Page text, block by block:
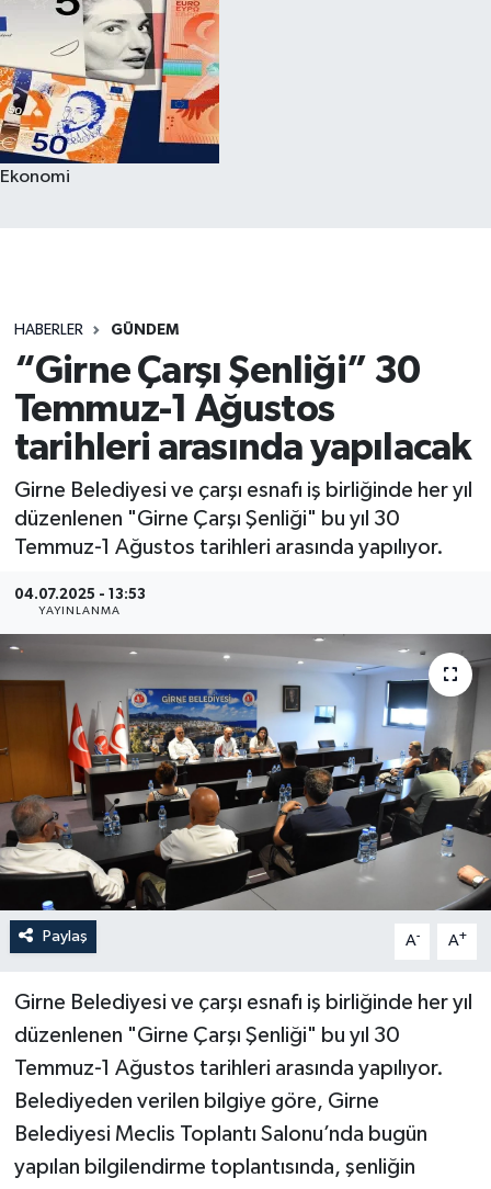
Ekonomi
HABERLER GÜNDEM
“Girne Çarşı Şenliği” 30
Temmuz-1 Ağustos
tarihleri arasında yapılacak
Girne Belediyesi ve çarşı esnafı iş birliğinde her yıl
düzenlenen "Girne Çarşı Şenliği" bu yıl 30
Temmuz-1 Ağustos tarihleri arasında yapılıyor.
04.07.2025 - 13:53
YAYINLANMA
Paylaş A- A+
Girne Belediyesi ve çarşı esnafı iş birliğinde her yıl
düzenlenen "Girne Çarşı Şenliği" bu yıl 30
Temmuz-1 Ağustos tarihleri arasında yapılıyor.
Belediyeden verilen bilgiye göre, Girne
Belediyesi Meclis Toplantı Salonu’nda bugün
yapılan bilgilendirme toplantısında, şenliğin